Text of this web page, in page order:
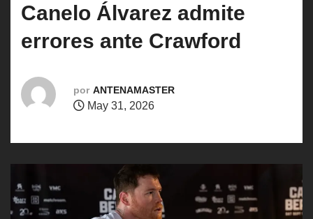
Canelo Álvarez admite
errores ante Crawford
por ANTENAMASTER
May 31, 2026